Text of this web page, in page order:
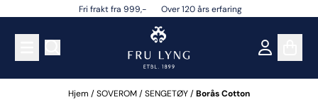
Hopp til innholdFri frakt fra 999,- Over 120 års erfaring
Hjem /SOVEROM/SENGETØY/Borås Cotton